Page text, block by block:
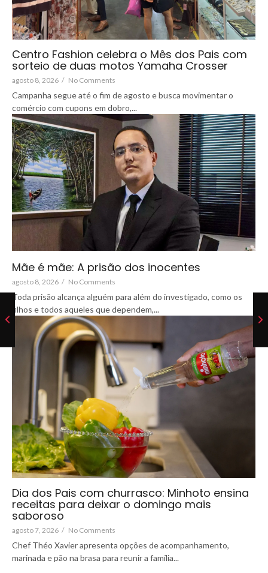
Centro Fashion celebra o Mês dos Pais com
sorteio de duas motos Yamaha Crosser
agosto 8, 2026 / No Comments
Campanha segue até o fim de agosto e busca movimentar o
comércio com cupons em dobro,...
Mãe é mãe: A prisão dos inocentes
agosto 8, 2026 / No Comments
Toda prisão alcança alguém para além do investigado, como os
filhos e todos aqueles que dependem,...
Dia dos Pais com churrasco: Minhoto ensina
receitas para deixar o domingo mais
saboroso
agosto 7, 2026 / No Comments
Chef Théo Xavier apresenta opções de acompanhamento,
marinada e pão na brasa para reunir a família...